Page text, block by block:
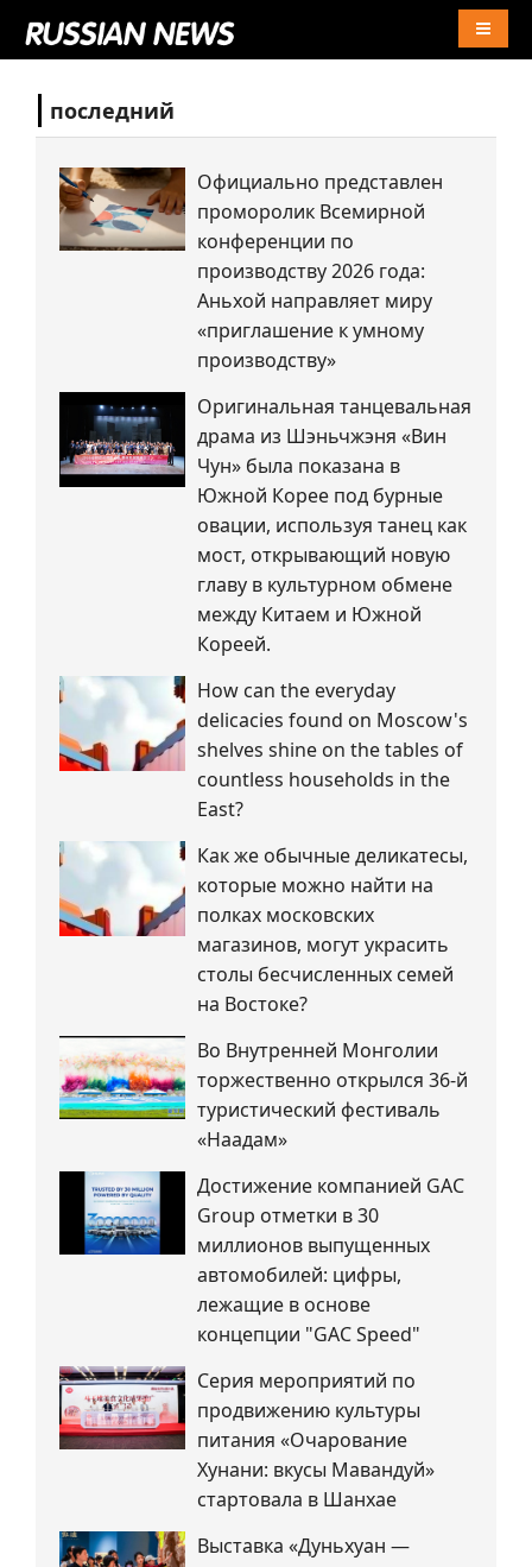
последний
Официально представлен
проморолик Всемирной
конференции по
производству 2026 года:
Аньхой направляет миру
«приглашение к умному
производству»
Оригинальная танцевальная
драма из Шэньчжэня «Вин
Чун» была показана в
Южной Корее под бурные
овации, используя танец как
мост, открывающий новую
главу в культурном обмене
между Китаем и Южной
Кореей.
How can the everyday
delicacies found on Moscow's
shelves shine on the tables of
countless households in the
East?
Как же обычные деликатесы,
которые можно найти на
полках московских
магазинов, могут украсить
столы бесчисленных семей
на Востоке?
Во Внутренней Монголии
торжественно открылся 36-й
туристический фестиваль
«Наадам»
Достижение компанией GAC
Group отметки в 30
миллионов выпущенных
автомобилей: цифры,
лежащие в основе
концепции "GAC Speed"
Серия мероприятий по
продвижению культуры
питания «Очарование
Хунани: вкусы Мавандуй»
стартовала в Шанхае
Выставка «Дуньхуан —